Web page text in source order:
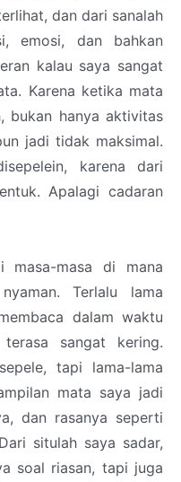
dan dari sanalah
emosi, dan bahkan
kalau saya sangat
Karena ketika mata
bukan hanya aktivitas
jadi tidak maksimal.
karena dari
Apalagi cadaran
masa-masa di mana
Terlalu lama
dalam waktu
sangat kering.
tapi lama-lama
mata saya jadi
dan rasanya seperti
situlah saya sadar,
soal riasan, tapi juga